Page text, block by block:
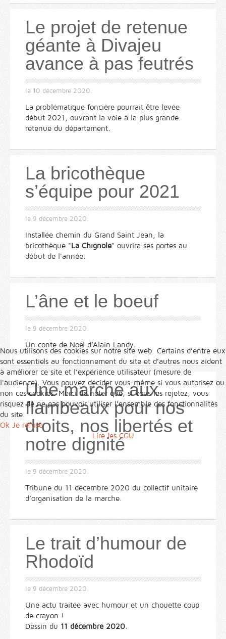
Le projet de retenue
géante à Divajeu
avance à pas feutrés
le 10 décembre 2020.
La problématique foncière pourrait être levée
début 2021, ouvrant la voie à la plus grande
retenue du département.
La bricothèque
s’équipe pour 2021
le 9 décembre 2020.
Installée chemin du Grand Saint Jean, la
bricothèque "La Chignole" ouvrira ses portes au
début de l'année.
L’âne et le boeuf
le 9 décembre 2020.
Un conte de Noël d’Alain Landy.
Une marche aux
flambeaux pour nos
droits, nos libertés et
notre dignité
le 9 décembre 2020.
Tribune du 11 décembre 2020 du collectif unitaire
d’organisation de la marche.
Le trait d’humour de
Rhodoïd
le 9 décembre 2020.
Une actu traitée avec humour et un chouette coup
de crayon !
Dessin du 11 décembre 2020.
Nous utilisons des cookies sur notre site web. Certains d’entre eux
sont essentiels au fonctionnement du site et d’autres nous aident
à améliorer ce site et l’expérience utilisateur (mesure de
l'audience). Vous pouvez décider vous-même si vous autorisez ou
non ces cookies. Merci de noter que, si vous les rejetez, vous
risquez de ne pas pouvoir utiliser l’ensemble des fonctionnalités
du site.
Ok Je refuse
Lire les CGU